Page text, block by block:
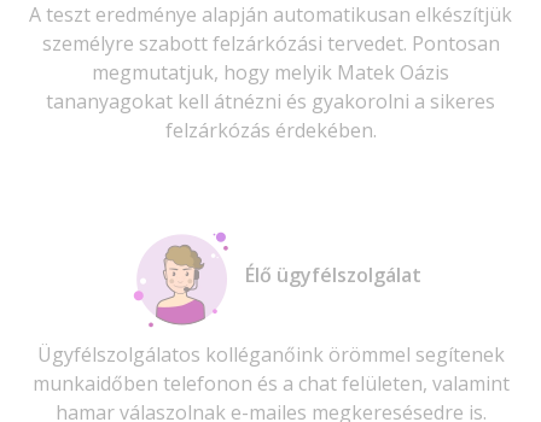
A teszt eredménye alapján automatikusan elkészítjük
személyre szabott felzárkózási tervedet. Pontosan
megmutatjuk, hogy melyik Matek Oázis
tananyagokat kell átnézni és gyakorolni a sikeres
felzárkózás érdekében.
Élő ügyfélszolgálat
Ügyfélszolgálatos kolléganőink örömmel segítenek
munkaidőben telefonon és a chat felületen, valamint
hamar válaszolnak e-mailes megkeresésedre is.